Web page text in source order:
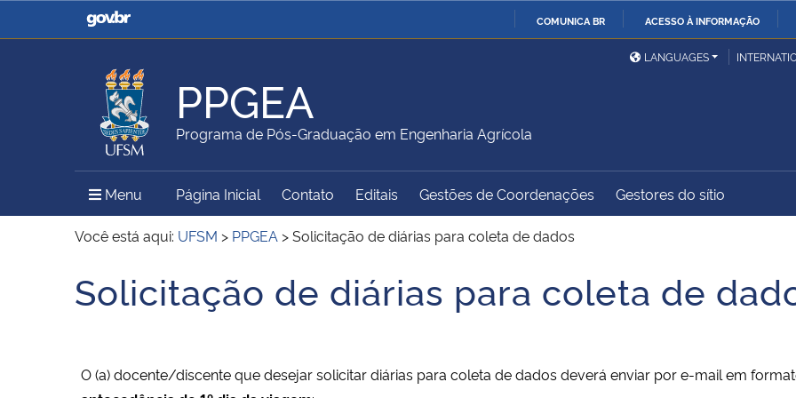
COMUNICA BR ACESSO À INFORMAÇÃO
Casa Civil
Ministério da Justiça e
Ministério da Defesa
Ministério das Relações
Exteriores
Ministério da Agricultura,
Pecuária e Abastecimento
Ministério da Educação
Ministério do Meio Ambiente Ministério do Turismo
Ministério do
Desenvolvimento Regional
Controladoria-Geral da
Secretaria de Governo
Gabinete de Segurança
Advocacia-Geral da União Banco Central do Brasil
LANGUAGES
PPGEA
Programa de Pós-Graduação em Engenharia Agrícola
Menu Menu Principal do Sítio
Página Inicial Contato Editais Gestões de Coordenações Gestores do sítio
Você está aqui: UFSM > PPGEA >Solicitação de diárias para coleta de dados
Início do conteúdo
Solicitação de diárias para coleta de
O (a) docente/discente que desejar solicitar diárias para coleta de dados deverá enviar por e-mail em